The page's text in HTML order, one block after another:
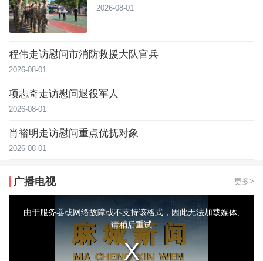
2026-08-01
程伟走访慰问市消防救援大队官兵
2026-08-01
项志奇走访慰问退役军人
2026-08-01
肖裕明走访慰问重点优抚对象
2026-08-01
广播电视 更多>
modal由于服务器或网络故障或不支持该格式，因此无法加载媒体,
请稍后重试